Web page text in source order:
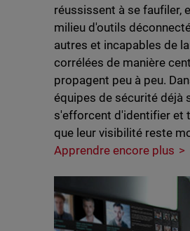
réussissent à se faufiler,
milieu d'outils
autres et incapables de
corrélées de manière
propagent peu à peu.
équipes de sécurité déjà
s'efforcent d'identifier et
que leur visibilité reste
Apprendre encore plus